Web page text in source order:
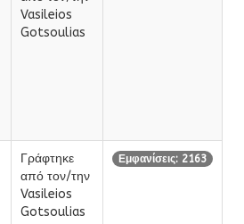
Vasileios
Gotsoulias
Γράφτηκε
από τον/την
Vasileios
Gotsoulias
Εμφανίσεις: 2163